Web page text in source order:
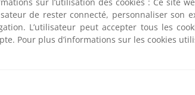
de rester connecté, personnaliser son
L’utilisateur peut accepter tous les
Pour plus d’informations sur les cookies